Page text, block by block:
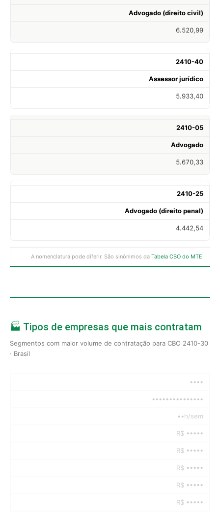
Advogado (direito civil)
6.520,99
2410-40
Assessor jurídico
5.933,40
2410-05
Advogado
5.670,33
2410-25
Advogado (direito penal)
4.442,54
A nomenclatura pode diferir. São sinônimos da Tabela CBO do MTE.
🏭 Tipos de empresas que mais contratam
Segmentos com maior volume de contratação para CBO 2410-30
· Brasil
••••
•••••••••••••••
••h/sem
R$ •••••
R$ •••••
R$ •••••
R$ •••••
R$ •••••